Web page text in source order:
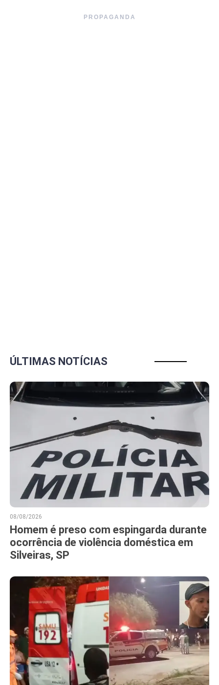
PROPAGANDA
ÚLTIMAS NOTÍCIAS
08/08/2026
Homem é preso com espingarda durante
ocorrência de violência doméstica em
Silveiras, SP